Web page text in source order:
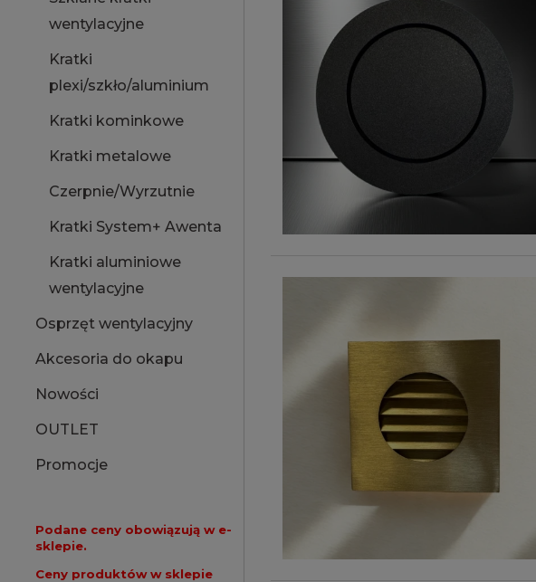
wentylacyjne
Kratki
plexi/szkło/aluminium
Kratki kominkowe
Kratki metalowe
Czerpnie/Wyrzutnie
Kratki System+ Awenta
Kratki aluminiowe
wentylacyjne
Osprzęt wentylacyjny
Akcesoria do okapu
Nowości
OUTLET
Promocje
Podane ceny obowiązują w e-
sklepie.
Ceny produktów w sklepie